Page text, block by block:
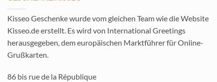
Kisseo Geschenke wurde vom gleichen Team wie die Website
Kisseo.de erstellt. Es wird von International Greetings
herausgegeben, dem europäischen Marktführer für Online-
Grußkarten.
86 bis rue de la République